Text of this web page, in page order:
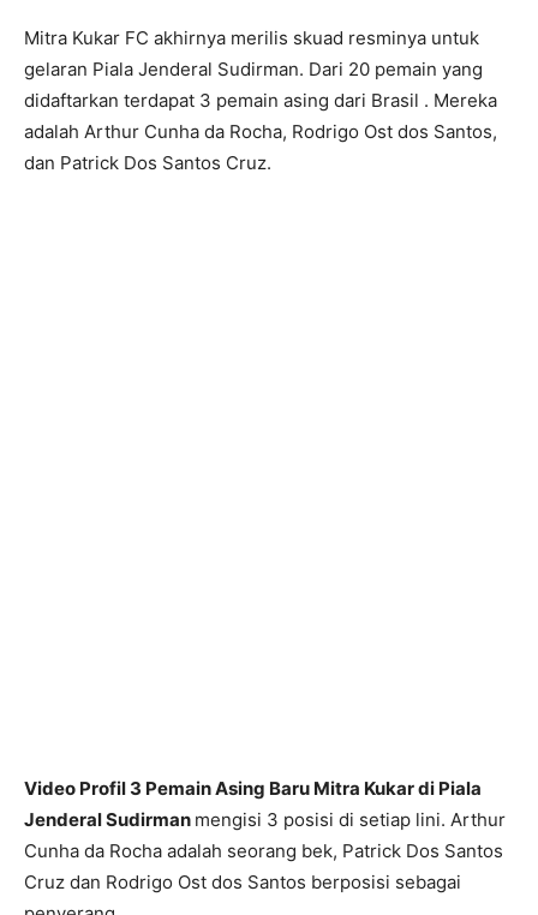
Mitra Kukar FC akhirnya merilis skuad resminya untuk
gelaran Piala Jenderal Sudirman. Dari 20 pemain yang
didaftarkan terdapat 3 pemain asing dari Brasil . Mereka
adalah Arthur Cunha da Rocha, Rodrigo Ost dos Santos,
dan Patrick Dos Santos Cruz.
Video Profil 3 Pemain Asing Baru Mitra Kukar di Piala
Jenderal Sudirman mengisi 3 posisi di setiap lini. Arthur
Cunha da Rocha adalah seorang bek, Patrick Dos Santos
Cruz dan Rodrigo Ost dos Santos berposisi sebagai